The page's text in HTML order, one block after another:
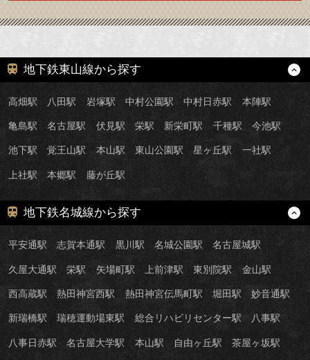
地下鉄東山線から探す
高畑駅 八田駅 岩塚駅 中村公園駅 中村日赤駅 本陣駅
亀島駅 名古屋駅 伏見駅 栄駅 新栄町駅 千種駅 今池駅
池下駅 覚王山駅 本山駅 東山公園駅 星ヶ丘駅 一社駅
上社駅 本郷駅 藤が丘駅
地下鉄名城線から探す
平安通駅 志賀本通駅 黒川駅 名城公園駅 名古屋城駅
久屋大通駅 栄駅 矢場町駅 上前津駅 東別院駅 金山駅
西高蔵駅 熱田神宮西駅 熱田神宮伝馬町駅 堀田駅 妙音通駅
新瑞橋駅 瑞穂運動場東駅 総合リハビリセンター駅 八事駅
八事日赤駅 名古屋大学駅 本山駅 自由ヶ丘駅 茶屋ヶ坂駅